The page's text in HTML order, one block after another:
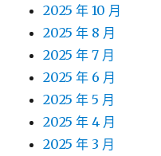
2025 年 10 月
2025 年 8 月
2025 年 7 月
2025 年 6 月
2025 年 5 月
2025 年 4 月
2025 年 3 月